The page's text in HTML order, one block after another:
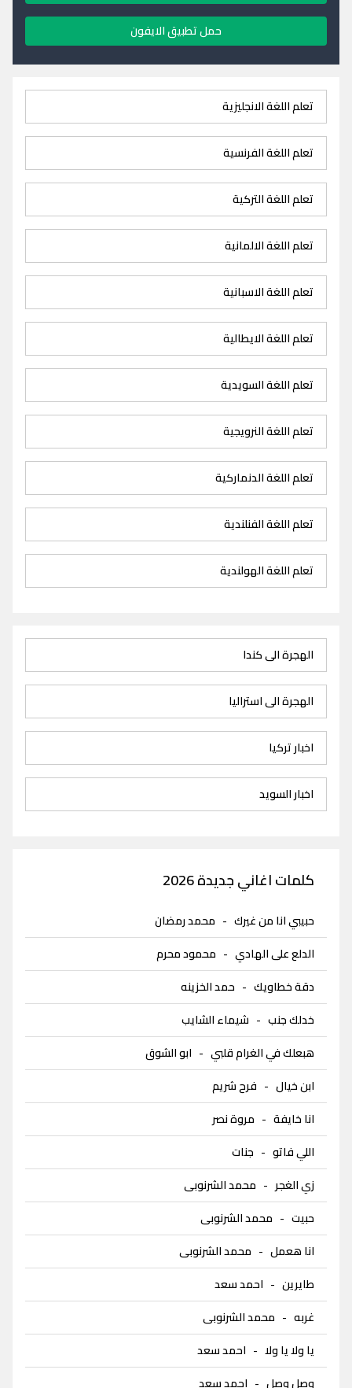
حمل تطبيق الايفون
تعلم اللغة الانجليزية
تعلم اللغة الفرنسية
تعلم اللغة التركية
تعلم اللغة الالمانية
تعلم اللغة الاسبانية
تعلم اللغة الايطالية
تعلم اللغة السويدية
تعلم اللغة النرويجية
تعلم اللغة الدنماركية
تعلم اللغة الفنلندية
تعلم اللغة الهولندية
الهجرة الى كندا
الهجرة الى استراليا
اخبار تركيا
اخبار السويد
كلمات اغاني جديدة 2026
حبيبي انا من غيرك - محمد رمضان
الدلع على الهادي - محمود محرم
دقة خطاويك - حمد الخزينه
خدلك جنب - شيماء الشايب
هبعلك في الغرام قلبي - ابو الشوق
ابن خيال - فرح شريم
انا خايفة - مروة نصر
اللي فاتو - جنات
زي الغجر - محمد الشرنوبى
حبيت - محمد الشرنوبى
انا هعمل - محمد الشرنوبى
طايرين - احمد سعد
غربه - محمد الشرنوبى
يا ولا يا ولا - احمد سعد
وصل وصل - احمد سعد